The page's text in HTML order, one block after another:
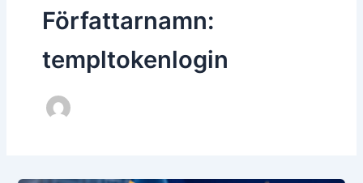
Författarnamn:
templtokenlogin